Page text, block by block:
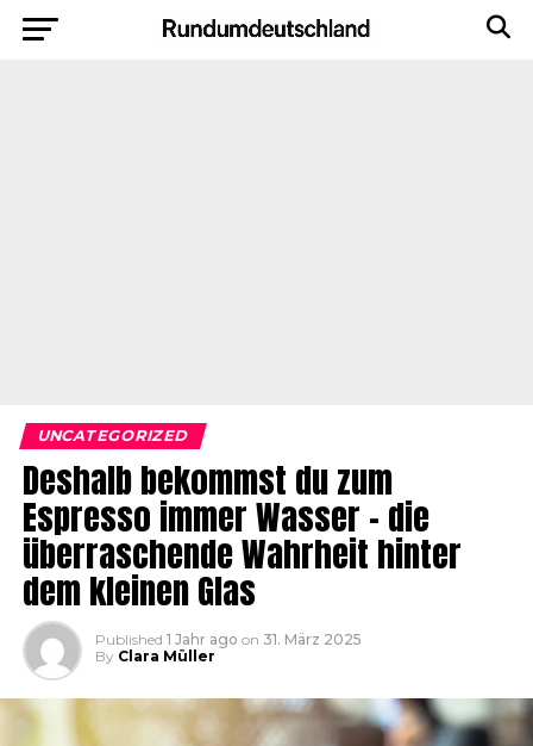
UNCATEGORIZED
Deshalb bekommst du zum
Espresso immer Wasser – die
überraschende Wahrheit hinter
dem kleinen Glas
Published 1 Jahr ago on 31. März 2025
By Clara Müller